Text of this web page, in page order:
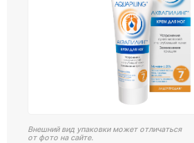
Внешний вид упаковки может отличаться
от фото на сайте.